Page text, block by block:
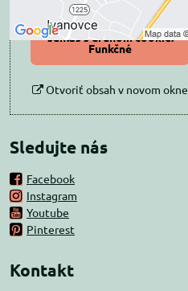
Povoliť a zapamätať -
súhlas s druhom cookie:
Funkčné
Otvoriť obsah v novom okne
Sledujte nás
Facebook
Instagram
Youtube
Pinterest
Kontakt